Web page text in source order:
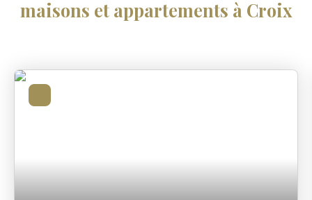
maisons et appartements à Croix